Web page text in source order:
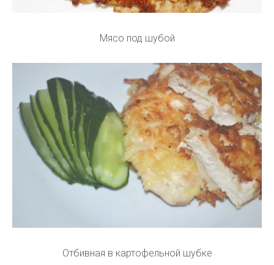
Мясо под шубой
Отбивная в картофельной шубке